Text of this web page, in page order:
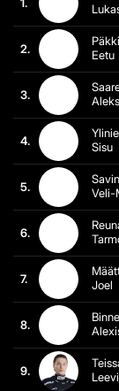
1.
2.
Eetu
3.
4.
Sisu
5.
Veli-
6.
7.
Joel
8.
9.
Leevi